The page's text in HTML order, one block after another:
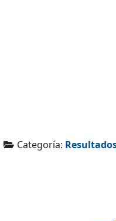
Categoría: